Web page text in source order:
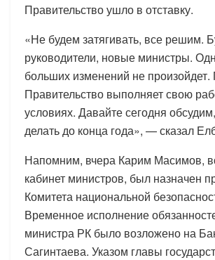
Правительство ушло в отставку.
«Не будем затягивать, все решим.
руководители, новые министры.
больших изменений не произойдет.
Правительство выполняет свою
условиях. Давайте сегодня
делать до конца года», — сказал
Напомним, вчера Карим Масимов,
кабинет министров, был назначен
Комитета национальной
Временное исполнение
министра РК было возложено на
Сагинтаева. Указом главы